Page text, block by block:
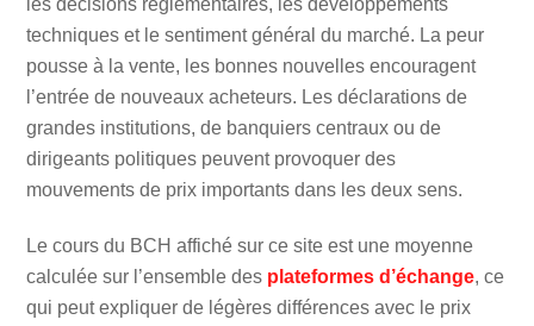
techniques et le sentiment général du marché. La peur
pousse à la vente, les bonnes nouvelles encouragent
l’entrée de nouveaux acheteurs. Les déclarations de
grandes institutions, de banquiers centraux ou de
dirigeants politiques peuvent provoquer des
mouvements de prix importants dans les deux sens.
Le cours du BCH affiché sur ce site est une moyenne
calculée sur l’ensemble des plateformes d’échange, ce
qui peut expliquer de légères différences avec le prix